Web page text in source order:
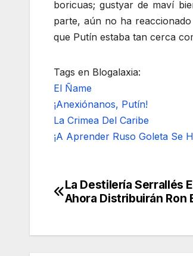
boricuas; gustyar de maví
parte, aún no ha
que Putín estaba tan cerca
Tags en Blogalaxia:
El Ñame
¡Anexiónanos, Putín!
La Crimea Del Caribe
¡A Aprender Ruso Goleta Se
Navegación
entradas
La Destilería Serrallés
Ahora Distribuirán Ron